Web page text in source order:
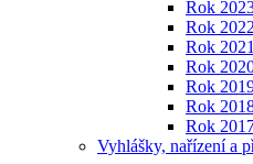
Rok
Rok
Rok 2021
Rok
Rok
Rok
Rok
Vyhlášky, nařízení a